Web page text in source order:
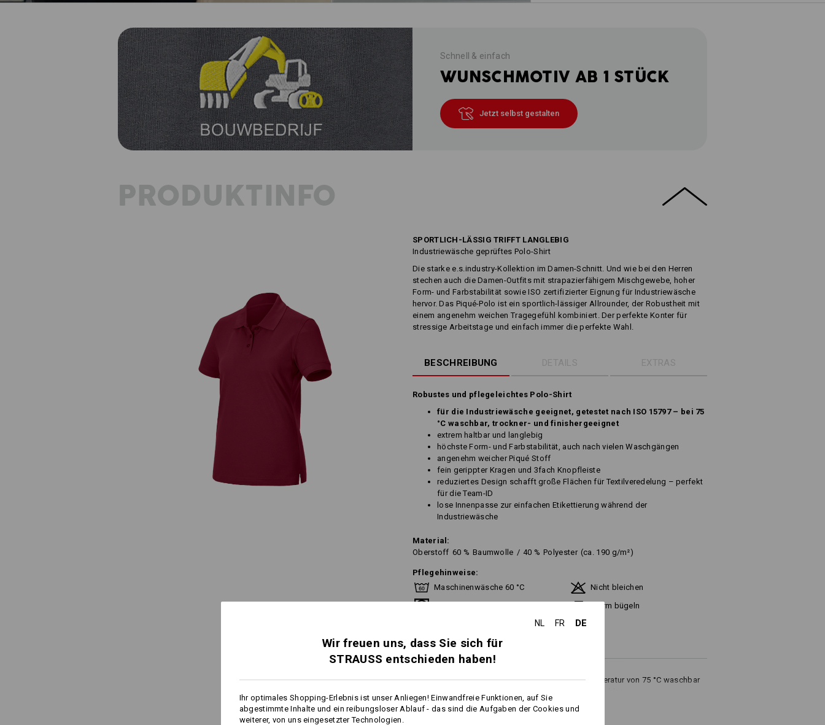
Schnell & einfach
WUNSCHMOTIV AB 1 STÜCK
Jetzt selbst gestalten
PRODUKTINFO
SPORTLICH-LÄSSIG TRIFFT LANGLEBIG
Industriewäsche geprüftes Polo-Shirt
Die starke e.s.industry-Kollektion im Damen-Schnitt. Und wie bei den Herren
stechen auch die Damen-Outfits mit strapazierfähigem Mischgewebe, hoher
Form- und Farbstabilität sowie ISO zertifizierter Eignung für Industriewäsche
hervor. Das Piqué-Polo ist ein sportlich-lässiger Allrounder, der Robustheit mit
einem angenehm weichen Tragegefühl kombiniert. Der perfekte Konter für
stressige Arbeitstage und einfach immer die perfekte Wahl.
BESCHREIBUNG DETAILS EXTRAS
Robustes und pflegeleichtes Polo-Shirt
für die Industriewäsche geeignet, getestet nach ISO 15797 – bei 75
°C waschbar, trockner- und finishergeeignet
extrem haltbar und langlebig
höchste Form- und Farbstabilität, auch nach vielen Waschgängen
angenehm weicher Piqué Stoff
fein gerippter Kragen und 3fach Knopfleiste
reduziertes Design schafft große Flächen für Textilveredelung – perfekt
für die Team-ID
lose Innenpasse zur einfachen Etikettierung während der
Industriewäsche
Material:
Oberstoff 60 % Baumwolle / 40 % Polyester (ca. 190 g/m²)
Pflegehinweise:
Maschinenwäsche 60 °C
Nicht bleichen
Warm bügeln
Dieses Kleidungsstück ist bis zur einer Waschtemperatur von 75 °C waschbar
Waschtemperatur von 60 °C.
mehr
NL FR DE
Wir freuen uns, dass Sie sich für
STRAUSS entschieden haben!
Ihr optimales Shopping-Erlebnis ist unser Anliegen! Einwandfreie Funktionen, auf Sie
abgestimmte Inhalte und ein reibungsloser Ablauf - das sind die Aufgaben der Cookies und
weiterer, von uns eingesetzter Technologien.